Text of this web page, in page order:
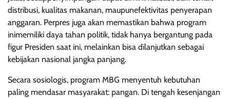
distribusi, kualitas makanan, maupunefektivitas penyerapan
anggaran. Perpres juga akan memastikan bahwa program
inimemiliki daya tahan politik, tidak hanya bergantung pada
figur Presiden saat ini, melainkan bisa dilanjutkan sebagai
kebijakan nasional jangka panjang.
Secara sosiologis, program MBG menyentuh kebutuhan
paling mendasar masyarakat: pangan. Di tengah kesenjangan